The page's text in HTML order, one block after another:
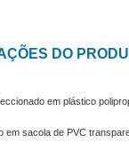
DO
em plástico
em sacola de PVC